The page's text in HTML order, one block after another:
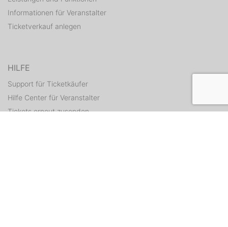
Informationen für Veranstalter
Ticketverkauf anlegen
HILFE
Support für Ticketkäufer
Hilfe Center für Veranstalter
Tickets erneut zusenden